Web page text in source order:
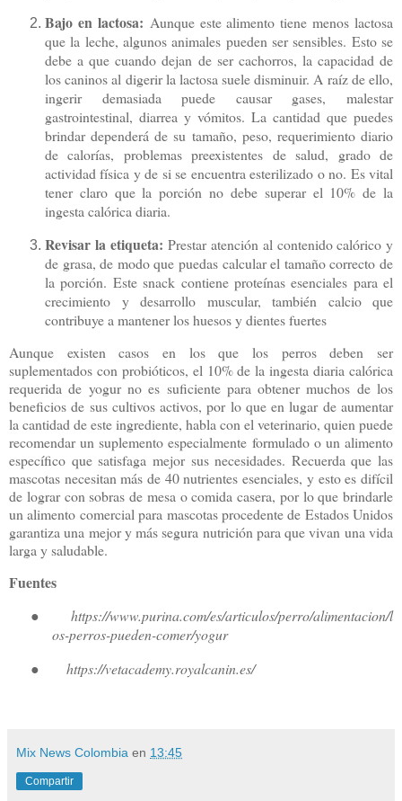
Bajo en lactosa: Aunque este alimento tiene menos lactosa
que la leche, algunos animales pueden ser sensibles. Esto se
debe a que cuando dejan de ser cachorros, la capacidad de
los caninos al digerir la lactosa suele disminuir. A raíz de ello,
ingerir demasiada puede causar gases, malestar
gastrointestinal, diarrea y vómitos. La cantidad que puedes
brindar dependerá de su tamaño, peso, requerimiento diario
de calorías, problemas preexistentes de salud, grado de
actividad física y de si se encuentra esterilizado o no. Es vital
tener claro que la porción no debe superar el 10% de la
ingesta calórica diaria.
Revisar la etiqueta:Prestar atención al contenido calórico y
de grasa, de modo que puedas calcular el tamaño correcto de
la porción. Este snack contiene proteínas esenciales para el
crecimiento y desarrollo muscular, también calcio que
contribuye a mantener los huesos y dientes fuertes
Aunque existen casos en los que los perros deben ser
suplementados con probióticos, el 10% de la ingesta diaria calórica
requerida de yogur no es suficiente para obtener muchos de los
beneficios de sus cultivos activos, por lo que en lugar de aumentar
la cantidad de este ingrediente, habla con el veterinario, quien puede
recomendar un suplemento especialmente formulado o un alimento
específico que satisfaga mejor sus necesidades. Recuerda que las
mascotas necesitan más de 40 nutrientes esenciales, y esto es difícil
de lograr con sobras de mesa o comida casera, por lo que brindarle
un alimento comercial para mascotas procedente de Estados Unidos
garantiza una mejor y más segura nutrición para que vivan una vida
larga y saludable.
Fuentes
●
https://www.purina.com/es/articulos/perro/alimentacion/l
os-perros-pueden-comer/yogur
●
https://vetacademy.royalcanin.es/
Mix News Colombia en 13:45
Compartir